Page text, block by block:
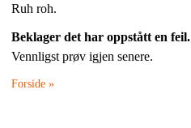
Ruh roh.
Beklager det har oppstått en feil.
Vennligst prøv igjen senere.
Forside »